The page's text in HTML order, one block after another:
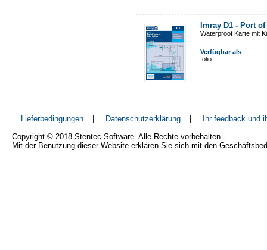
Imray D1 - Port
Waterproof Karte mit
Verfügbar als
folio
Lieferbedingungen Datenschutzerklärung
Ihr feedback und
Copyright © 2018 Stentec Software. Alle Rechte vorbehalten.
Mit der Benutzung dieser Website erklären Sie sich mit den